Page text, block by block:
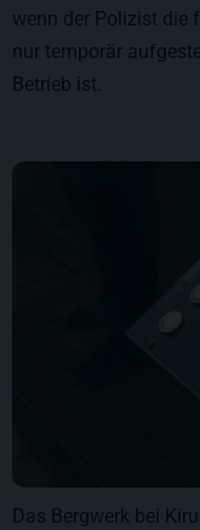
wenn der Polizist die
nur temporär
Betrieb ist.
Das Bergwerk bei